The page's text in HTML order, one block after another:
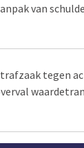
van
tegen